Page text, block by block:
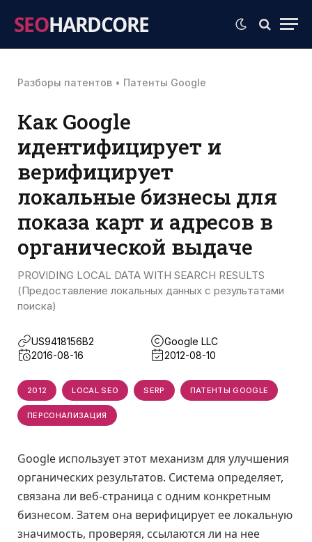
SEOHARDCORE
Разборы патентов • Патенты Google
Как Google
идентифицирует и
верифицирует
локальные бизнесы для
показа карт и адресов в
органической выдаче
PROVIDING LOCAL DATA WITH SEARCH RESULTS
(Предоставление локальных данных с результатами
поиска)
US9418156B2
Google LLC
2016-08-16
2012-08-10
2012 LOCAL SEO SERP ПАТЕНТЫ GOOGLE
ПЕРСОНАЛИЗАЦИЯ
Google использует этот механизм для улучшения
органических результатов. Система определяет,
связана ли веб-страница с одним конкретным
бизнесом. Затем она верифицирует ее локальную
значимость, проверяя, ссылаются ли на нее